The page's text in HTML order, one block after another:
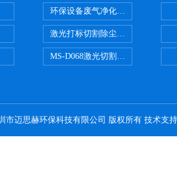
环保设备废气净化处理设备
激光打标切割除尘设备
MS-D068激光切割亚克力烟雾净化
市迈思赫环保科技有限公司 版权所有 技术支